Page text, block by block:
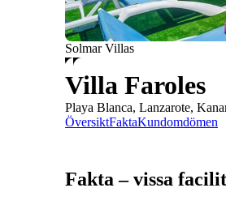
Solmar Villas
Villa Faroles
Playa Blanca, Lanzarote,
ÖversiktFaktaKundomdömen
Fakta – vissa